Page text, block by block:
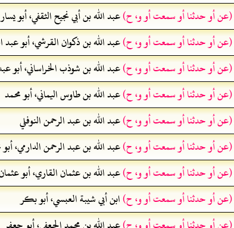
(عن أو حدثنا أو سمعت أو و، ح)عبد الله بن أبي نجيح الثقفي، أبو يسار
(عن أو حدثنا أو سمعت أو و، ح)عبد الله بن ذكوان القرشي، أبو عبد
(عن أو حدثنا أو سمعت أو و، ح)عبد الله بن شوذب الخراساني، أبو
(عن أو حدثنا أو سمعت أو و، ح)عبد الله بن طاوس اليماني، أبو محمد
(عن أو حدثنا أو سمعت أو و، ح)عبد الله بن عبد الرحمن النوفلي
(عن أو حدثنا أو سمعت أو و، ح)عبد الله بن عبد الرحمن الدارمي،
(عن أو حدثنا أو سمعت أو و، ح)عبد الله بن عثمان القاري، أبو
(عن أو حدثنا أو سمعت أو و، ح)ابن أبي شيبة العبسي، أبو بكر